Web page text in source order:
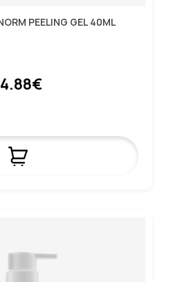
PEELING GEL 40ML